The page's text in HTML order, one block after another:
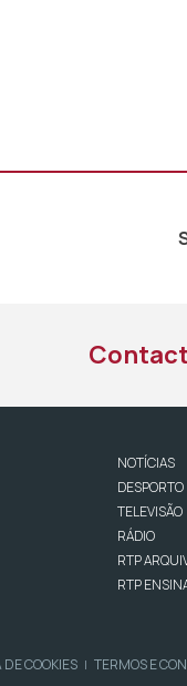
NOTÍCIAS
DESPORTO
TELEVISÃO
RÁDIO
RTP
RTP
DE COOKIES | TERMOS E